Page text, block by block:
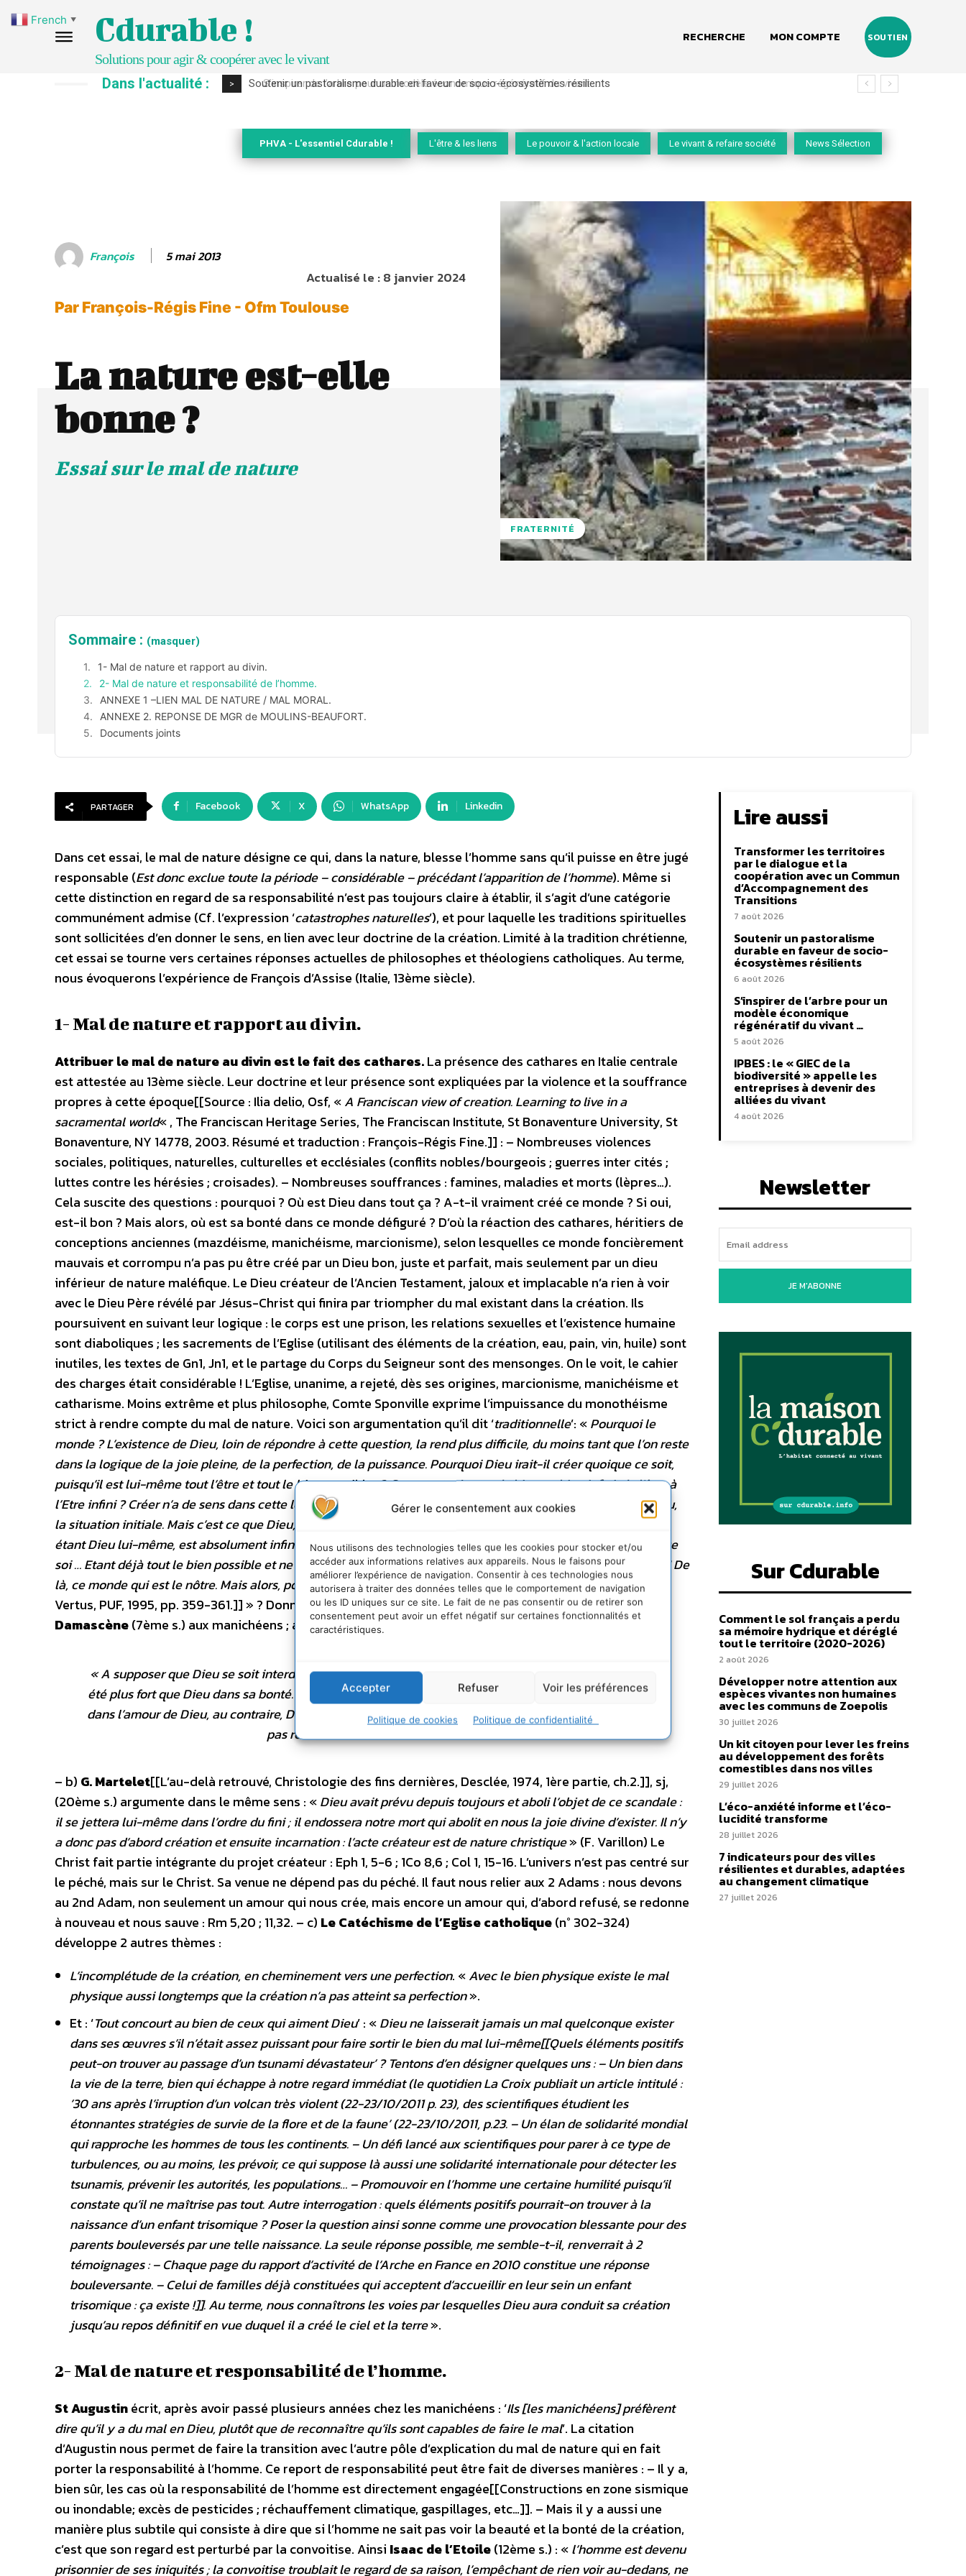
Gérer le consentement aux cookies
Nous utilisons des technologies telles que les cookies pour stocker et/ou
accéder aux informations relatives aux appareils. Nous le faisons pour
améliorer l’expérience de navigation. Consentir à ces technologies nous
autorisera à traiter des données telles que le comportement de navigation
ou les ID uniques sur ce site. Le fait de ne pas consentir ou de retirer son
consentement peut avoir un effet négatif sur certaines fonctionnalités et
caractéristiques.
Accepter Refuser Voir les préférences
Politique de cookies Politique de confidentialité
Cdurable !
Solutions pour agir & coopérer avec le vivant
RECHERCHE MON COMPTE SOUTIEN
Dans l'actualité : > S’inspirer de l’arbre pour un modèle économique régénératif du vivant …
PHVA - L'essentiel Cdurable ! L'être & les liens Le pouvoir & l'action locale Le vivant & refaire société News Sélection
François 5 mai 2013
Actualisé le :8 janvier 2024
Par François-Régis Fine - Ofm Toulouse
La nature est-elle
bonne ?
Essai sur le mal de nature
FRATERNITÉ
Sommaire : (masquer)
1- Mal de nature et rapport au divin.
2- Mal de nature et responsabilité de l’homme.
ANNEXE 1 –LIEN MAL DE NATURE / MAL MORAL.
ANNEXE 2. REPONSE DE MGR de MOULINS-BEAUFORT.
Documents joints
PARTAGER Facebook X WhatsApp Linkedin
Dans cet essai, le mal de nature désigne ce qui, dans la nature, blesse l’homme sans qu’il puisse en être jugé
responsable (Est donc exclue toute la période – considérable – précédant l’apparition de l’homme). Même si
cette distinction en regard de sa responsabilité n’est pas toujours claire à établir, il s’agit d’une catégorie
communément admise (Cf. l’expression ‘catastrophes naturelles’), et pour laquelle les traditions spirituelles
sont sollicitées d’en donner le sens, en lien avec leur doctrine de la création. Limité à la tradition chrétienne,
cet essai se tourne vers certaines réponses actuelles de philosophes et théologiens catholiques. Au terme,
nous évoquerons l’expérience de François d’Assise (Italie, 13ème siècle).
1- Mal de nature et rapport au divin.
Attribuer le mal de nature au divin est le fait des cathares.La présence des cathares en Italie centrale
est attestée au 13ème siècle. Leur doctrine et leur présence sont expliquées par la violence et la souffrance
propres à cette époque[[Source : Ilia delio, Osf, «A Franciscan view of creation. Learning to live in a
sacramental world« , The Franciscan Heritage Series, The Franciscan Institute, St Bonaventure University, St
Bonaventure, NY 14778, 2003. Résumé et traduction : François-Régis Fine.]] : – Nombreuses violences
sociales, politiques, naturelles, culturelles et ecclésiales (conflits nobles/bourgeois ; guerres inter cités ;
luttes contre les hérésies ; croisades). – Nombreuses souffrances : famines, maladies et morts (lèpres…).
Cela suscite des questions : pourquoi ? Où est Dieu dans tout ça ? A-t-il vraiment créé ce monde ? Si oui,
est-il bon ? Mais alors, où est sa bonté dans ce monde défiguré ? D’où la réaction des cathares, héritiers de
conceptions anciennes (mazdéisme, manichéisme, marcionisme), selon lesquelles ce monde foncièrement
mauvais et corrompu n’a pas pu être créé par un Dieu bon, juste et parfait, mais seulement par un dieu
inférieur de nature maléfique. Le Dieu créateur de l’Ancien Testament, jaloux et implacable n’a rien à voir
avec le Dieu Père révélé par Jésus-Christ qui finira par triompher du mal existant dans la création. Ils
poursuivent en suivant leur logique : le corps est une prison, les relations sexuelles et l’existence humaine
sont diaboliques ; les sacrements de l’Eglise (utilisant des éléments de la création, eau, pain, vin, huile) sont
inutiles, les textes de Gn1, Jn1, et le partage du Corps du Seigneur sont des mensonges. On le voit, le cahier
des charges était considérable ! L’Eglise, unanime, a rejeté, dès ses origines, marcionisme, manichéisme et
catharisme. Moins extrême et plus philosophe, Comte Sponville exprime l’impuissance du monothéisme
strict à rendre compte du mal de nature. Voici son argumentation qu’il dit ‘traditionnelle’: «Pourquoi le
monde ? L’existence de Dieu, loin de répondre à cette question, la rend plus difficile, du moins tant que l’on reste
dans la logique de la joie pleine, de la perfection, de la puissance. Pourquoi Dieu irait-il créer quoique ce soit,
puisqu’il est lui-même tout l’être et tout le bien possibles ? Comment rajouter du bien au bien infini, de l’être à
l’Etre infini ? Créer n’a de sens dans cette logique de la puissance, qu’à condition d’améliorer, au moins un peu,
la situation initiale. Mais c’est ce que Dieu, même tout-puissant, ne saurait faire puisque la situation initiale,
étant Dieu lui-même, est absolument infinie et parfaite … Dieu, s’il veut créer, ne peut faire que moins bien que
soi … Etant déjà tout le bien possible et ne pouvant, en conséquence l’augmenter, il ne peut créer que le mal ! De
là, ce monde qui est le nôtre. Mais alors, pourquoi l’avoir créé[[A. Comte-Sponville, Petit Traité des Grandes
Vertus, PUF, 1995, pp. 359-361.]] » ? Donnons quelques réponses traditionnelles: – a)St Jean
Damascène(7ème s.) aux manichéens ; assez subtil mais pertinent :
«A supposer que Dieu se soit interdit de créer à cause des douleurs qu’imposait le fini, le mal aurait
été plus fort que Dieu dans sa bonté. Loin donc que l’imperfection du monde reflète une imperfection
dans l’amour de Dieu, au contraire, Dieu atteint la perfection de l’amour à courir le risque du fini et ne
pas reculer devant le drame à venir».
– b) G. Martelet[[L’au-delà retrouvé, Christologie des fins dernières, Desclée, 1974, 1ère partie, ch.2.]], sj,
(20ème s.) argumente dans le même sens : «Dieu avait prévu depuis toujours et aboli l’objet de ce scandale :
il se jettera lui-même dans l’ordre du fini ; il endossera notre mort qui abolit en nous la joie divine d’exister. Il n’y
a donc pas d’abord création et ensuite incarnation : l’acte créateur est de nature christique» (F. Varillon) Le
Christ fait partie intégrante du projet créateur : Eph 1, 5-6 ; 1Co 8,6 ; Col 1, 15-16. L’univers n’est pas centré sur
le péché, mais sur le Christ. Sa venue ne dépend pas du péché. Il faut nous relier aux 2 Adams : nous devons
au 2nd Adam, non seulement un amour qui nous crée, mais encore un amour qui, d’abord refusé, se redonne
à nouveau et nous sauve : Rm 5,20 ; 11,32. – c) Le Catéchisme de l’Eglise catholique(n° 302-324)
développe 2 autres thèmes :
L’incomplétude de la création, en cheminement vers une perfection. «Avec le bien physique existe le mal
physique aussi longtemps que la création n’a pas atteint sa perfection».
Et : ‘Tout concourt au bien de ceux qui aiment Dieu’ : «Dieu ne laisserait jamais un mal quelconque exister
dans ses œuvres s’il n’était assez puissant pour faire sortir le bien du mal lui-même[[Quels éléments positifs
peut-on trouver au passage d’un tsunami dévastateur’ ? Tentons d’en désigner quelques uns : – Un bien dans
la vie de la terre, bien qui échappe à notre regard immédiat (le quotidien La Croix publiait un article intitulé :
’30 ans après l’irruption d’un volcan très violent (22-23/10/2011 p. 23), des scientifiques étudient les
étonnantes stratégies de survie de la flore et de la faune’ (22-23/10/2011, p.23. – Un élan de solidarité mondial
qui rapproche les hommes de tous les continents. – Un défi lancé aux scientifiques pour parer à ce type de
turbulences, ou au moins, les prévoir, ce qui suppose là aussi une solidarité internationale pour détecter les
tsunamis, prévenir les autorités, les populations… – Promouvoir en l’homme une certaine humilité puisqu’il
constate qu’il ne maîtrise pas tout. Autre interrogation : quels éléments positifs pourrait-on trouver à la
naissance d’un enfant trisomique ? Poser la question ainsi sonne comme une provocation blessante pour des
parents bouleversés par une telle naissance. La seule réponse possible, me semble-t-il, renverrait à 2
témoignages : – Chaque page du rapport d’activité de l’Arche en France en 2010 constitue une réponse
bouleversante. – Celui de familles déjà constituées qui acceptent d‘accueillir en leur sein un enfant
trisomique : ça existe !]]. Au terme, nous connaîtrons les voies par lesquelles Dieu aura conduit sa création
jusqu’au repos définitif en vue duquel il a créé le ciel et la terre».
2- Mal de nature et responsabilité de l’homme.
St Augustinécrit, après avoir passé plusieurs années chez les manichéens : ‘Ils [les manichéens] préfèrent
dire qu’il y a du mal en Dieu, plutôt que de reconnaître qu’ils sont capables de faire le mal’. La citation
d’Augustin nous permet de faire la transition avec l’autre pôle d’explication du mal de nature qui en fait
porter la responsabilité à l’homme. Ce report de responsabilité peut être fait de diverses manières : – Il y a,
bien sûr, les cas où la responsabilité de l’homme est directement engagée[[Constructions en zone sismique
ou inondable; excès de pesticides ; réchauffement climatique, gaspillages, etc…]]. – Mais il y a aussi une
manière plus subtile qui consiste à dire que si l’homme ne sait pas voir la beauté et la bonté de la création,
c’est que son regard est perturbé par la convoitise. Ainsi Isaac de l’Etoile(12ème s.) : «l’homme est devenu
prisonnier de ses iniquités ; la convoitise troublait le regard de sa raison, l’empêchant de rien voir au-dedans, ne
Lire aussi
Transformer les territoires
par le dialogue et la
coopération avec un Commun
d’Accompagnement des
Transitions
7 août 2026
Soutenir un pastoralisme
durable en faveur de socio-
écosystèmes résilients
6 août 2026
S’inspirer de l’arbre pour un
modèle économique
régénératif du vivant …
5 août 2026
IPBES : le « GIEC de la
biodiversité » appelle les
entreprises à devenir des
alliées du vivant
4 août 2026
Newsletter
JE M'ABONNE
Sur Cdurable
Comment le sol français a perdu
sa mémoire hydrique et déréglé
tout le territoire (2020-2026)
2 août 2026
Développer notre attention aux
espèces vivantes non humaines
avec les communs de Zoepolis
30 juillet 2026
Un kit citoyen pour lever les freins
au développement des forêts
comestibles dans nos villes
29 juillet 2026
L’éco-anxiété informe et l’éco-
lucidité transforme
28 juillet 2026
7 indicateurs pour des villes
résilientes et durables, adaptées
au changement climatique
27 juillet 2026
French ▼